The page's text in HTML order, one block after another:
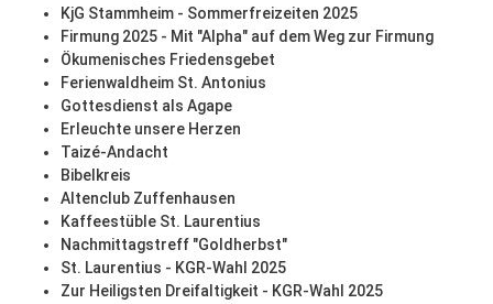
KjG Stammheim - Sommerfreizeiten 2025
Firmung 2025 - Mit "Alpha" auf dem Weg zur Firmung
Ökumenisches Friedensgebet
Ferienwaldheim St. Antonius
Gottesdienst als Agape
Erleuchte unsere Herzen
Taizé-Andacht
Bibelkreis
Altenclub Zuffenhausen
Kaffeestüble St. Laurentius
Nachmittagstreff "Goldherbst"
St. Laurentius - KGR-Wahl 2025
Zur Heiligsten Dreifaltigkeit - KGR-Wahl 2025